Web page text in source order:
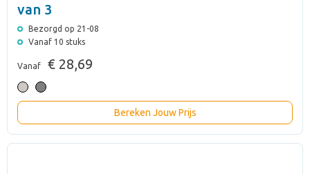
van 3
Bezorgd op 21-08
Vanaf 10 stuks
Vanaf € 28,69
Bereken Jouw Prijs